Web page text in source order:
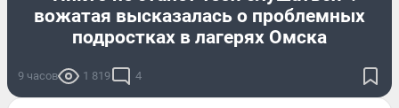
вожатая высказалась о проблемных
подростках в лагерях Омска
9 часов 1 819 4